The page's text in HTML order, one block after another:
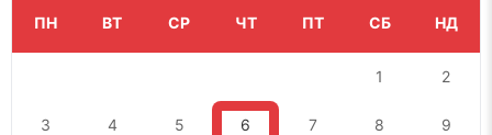
ПН ВТ СР ЧТ ПТ СБ НД
1 2
3 4 5 6 7 8 9